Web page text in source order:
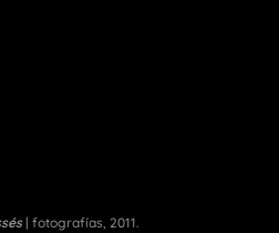
| fotografías, 2011.